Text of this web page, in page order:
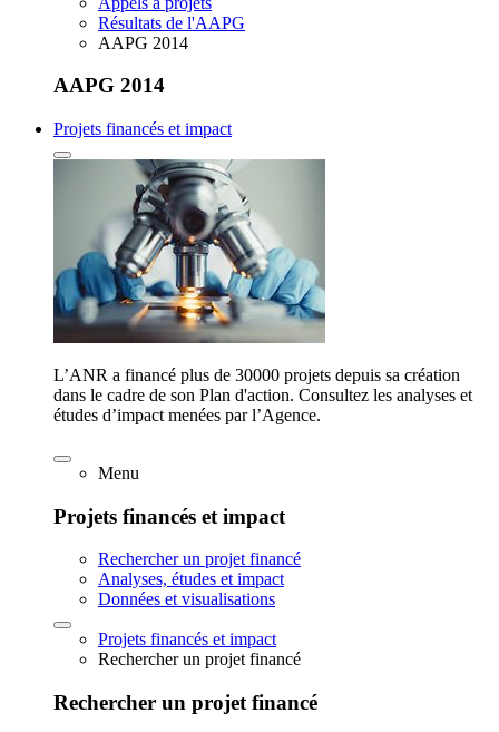
Résultats de l'AAPG
AAPG 2014
AAPG 2014
Projets financés et impact
L’ANR a financé plus de 30000 projets depuis sa création
dans le cadre de son Plan d'action. Consultez les analyses et
études d’impact menées par l’Agence.
Menu
Projets financés et impact
Rechercher un projet financé
Analyses, études et impact
Données et visualisations
Projets financés et impact
Rechercher un projet financé
Rechercher un projet financé